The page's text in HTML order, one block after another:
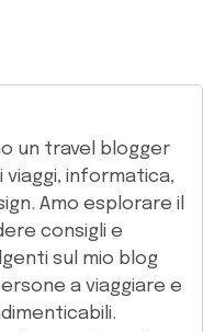
un travel blogger
viaggi, informatica,
Amo esplorare il
consigli e
sul mio blog
a viaggiare e